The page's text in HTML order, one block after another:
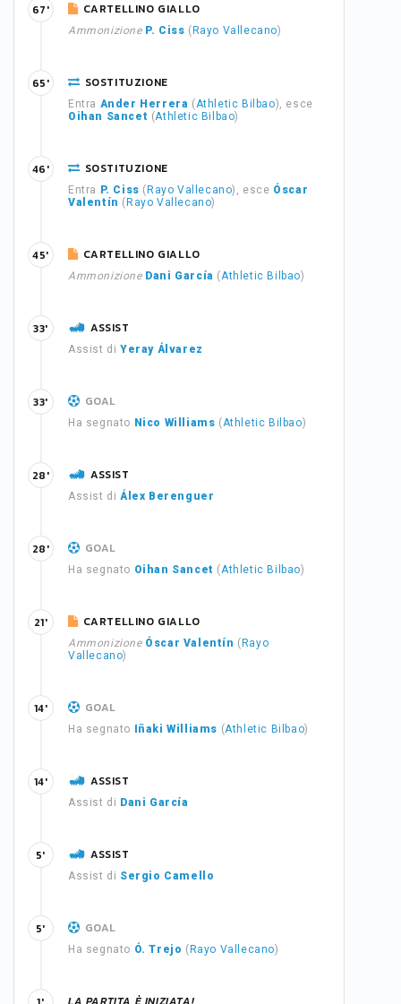
CARTELLINO GIALLO
Ammonizione P. Ciss ( Rayo Vallecano)
67'
SOSTITUZIONE
Entra Ander Herrera (Athletic Bilbao), esce
Oihan Sancet (Athletic Bilbao)
65'
SOSTITUZIONE
Entra P. Ciss ( Rayo Vallecano), esce Óscar
Valentín ( Rayo Vallecano)
46'
CARTELLINO GIALLO
Ammonizione Dani García (Athletic Bilbao)
45'
ASSIST
Assist di Yeray Álvarez
33'
GOAL
Ha segnato Nico Williams (Athletic Bilbao)
33'
ASSIST
Assist di Álex Berenguer
28'
GOAL
Ha segnato Oihan Sancet (Athletic Bilbao)
28'
CARTELLINO GIALLO
Ammonizione Óscar Valentín ( Rayo
Vallecano)
21'
GOAL
Ha segnato Iñaki Williams (Athletic Bilbao)
14'
ASSIST
Assist di Dani García
14'
ASSIST
Assist di Sergio Camello
5'
GOAL
Ha segnato Ó. Trejo ( Rayo Vallecano)
5'